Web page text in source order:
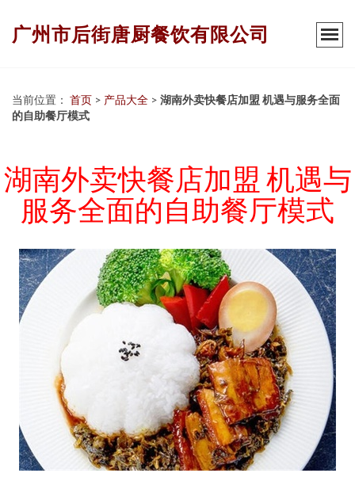
广州市后街唐厨餐饮有限公司
当前位置： 首页 > 产品大全 > 湖南外卖快餐店加盟 机遇与服务全面
的自助餐厅模式
湖南外卖快餐店加盟 机遇与
服务全面的自助餐厅模式